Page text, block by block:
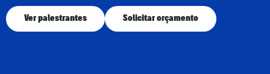
Ver palestrantes Solicitar orçamento